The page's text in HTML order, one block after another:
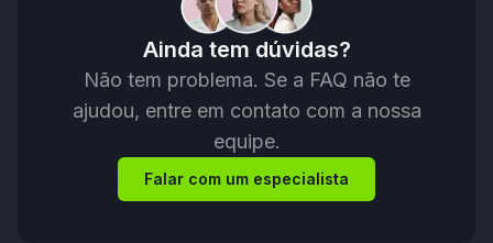
Ainda tem dúvidas?
Não tem problema. Se a FAQ não te
ajudou, entre em contato com a nossa
equipe.
Falar com um especialista